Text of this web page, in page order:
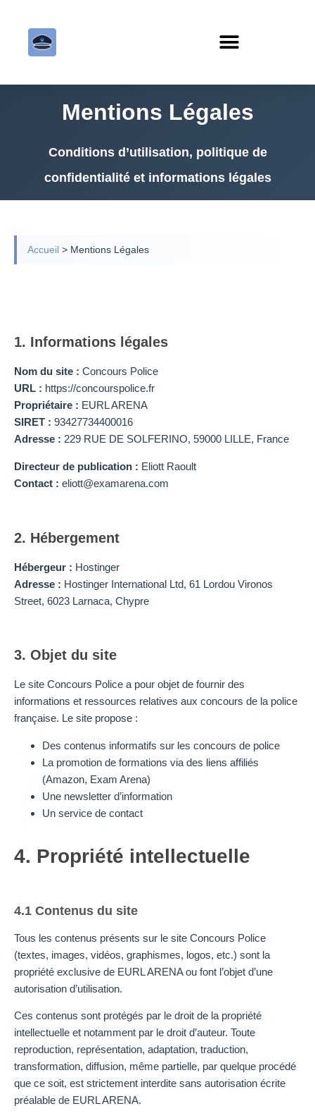
Mentions Légales
Conditions d’utilisation, politique de
confidentialité et informations légales
Accueil > Mentions Légales
1. Informations légales
Nom du site : Concours Police
URL : https://concourspolice.fr
Propriétaire : EURL ARENA
SIRET : 93427734400016
Adresse : 229 RUE DE SOLFERINO, 59000 LILLE, France
Directeur de publication : Eliott Raoult
Contact : eliott@examarena.com
2. Hébergement
Hébergeur : Hostinger
Adresse : Hostinger International Ltd, 61 Lordou Vironos
Street, 6023 Larnaca, Chypre
3. Objet du site
Le site Concours Police a pour objet de fournir des
informations et ressources relatives aux concours de la police
française. Le site propose :
Des contenus informatifs sur les concours de police
La promotion de formations via des liens affiliés
(Amazon, Exam Arena)
Une newsletter d’information
Un service de contact
4. Propriété intellectuelle
4.1 Contenus du site
Tous les contenus présents sur le site Concours Police
(textes, images, vidéos, graphismes, logos, etc.) sont la
propriété exclusive de EURL ARENA ou font l’objet d’une
autorisation d’utilisation.
Ces contenus sont protégés par le droit de la propriété
intellectuelle et notamment par le droit d’auteur. Toute
reproduction, représentation, adaptation, traduction,
transformation, diffusion, même partielle, par quelque procédé
que ce soit, est strictement interdite sans autorisation écrite
préalable de EURL ARENA.